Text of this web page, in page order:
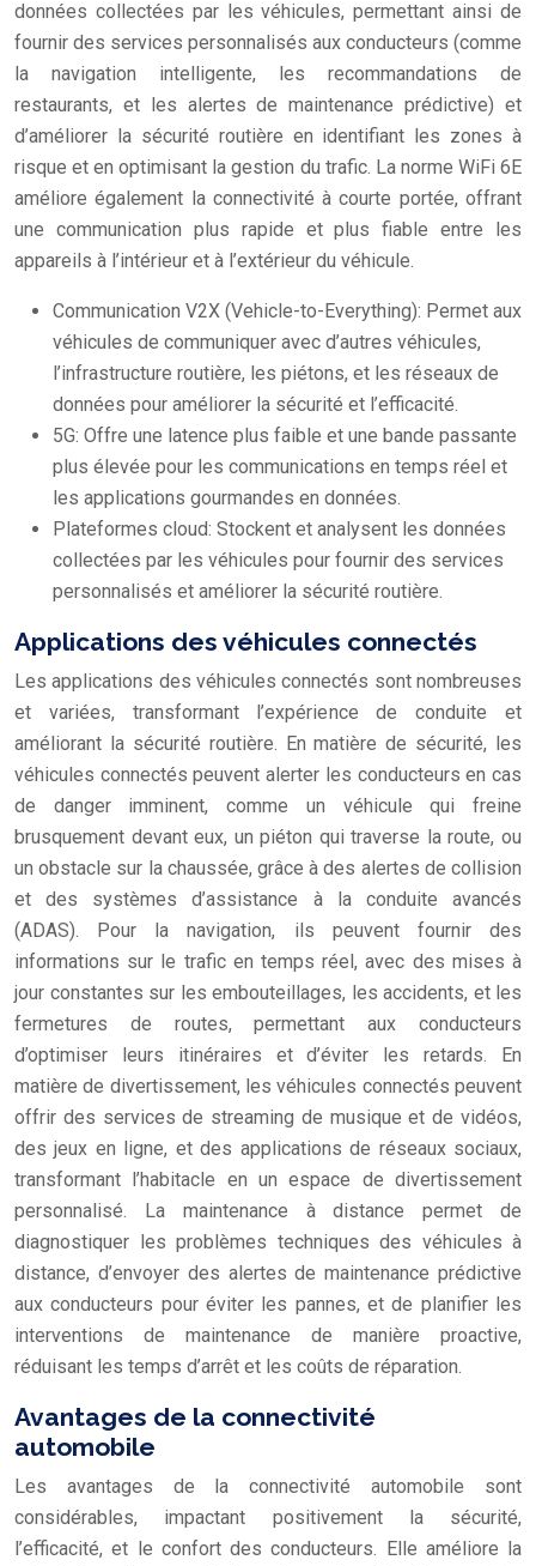
données collectées par les véhicules, permettant ainsi de
fournir des services personnalisés aux conducteurs (comme
la navigation intelligente, les recommandations de
restaurants, et les alertes de maintenance prédictive) et
d’améliorer la sécurité routière en identifiant les zones à
risque et en optimisant la gestion du trafic. La norme WiFi 6E
améliore également la connectivité à courte portée, offrant
une communication plus rapide et plus fiable entre les
appareils à l’intérieur et à l’extérieur du véhicule.
Communication V2X (Vehicle-to-Everything): Permet aux
véhicules de communiquer avec d’autres véhicules,
l’infrastructure routière, les piétons, et les réseaux de
données pour améliorer la sécurité et l’efficacité.
5G: Offre une latence plus faible et une bande passante
plus élevée pour les communications en temps réel et
les applications gourmandes en données.
Plateformes cloud: Stockent et analysent les données
collectées par les véhicules pour fournir des services
personnalisés et améliorer la sécurité routière.
Applications des véhicules connectés
Les applications des véhicules connectés sont nombreuses
et variées, transformant l’expérience de conduite et
améliorant la sécurité routière. En matière de sécurité, les
véhicules connectés peuvent alerter les conducteurs en cas
de danger imminent, comme un véhicule qui freine
brusquement devant eux, un piéton qui traverse la route, ou
un obstacle sur la chaussée, grâce à des alertes de collision
et des systèmes d’assistance à la conduite avancés
(ADAS). Pour la navigation, ils peuvent fournir des
informations sur le trafic en temps réel, avec des mises à
jour constantes sur les embouteillages, les accidents, et les
fermetures de routes, permettant aux conducteurs
d’optimiser leurs itinéraires et d’éviter les retards. En
matière de divertissement, les véhicules connectés peuvent
offrir des services de streaming de musique et de vidéos,
des jeux en ligne, et des applications de réseaux sociaux,
transformant l’habitacle en un espace de divertissement
personnalisé. La maintenance à distance permet de
diagnostiquer les problèmes techniques des véhicules à
distance, d’envoyer des alertes de maintenance prédictive
aux conducteurs pour éviter les pannes, et de planifier les
interventions de maintenance de manière proactive,
réduisant les temps d’arrêt et les coûts de réparation.
Avantages de la connectivité
automobile
Les avantages de la connectivité automobile sont
considérables, impactant positivement la sécurité,
l’efficacité, et le confort des conducteurs. Elle améliore la